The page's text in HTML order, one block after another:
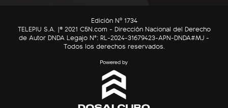
C5N Autos
RatingCero
Edición Nº 1734
TELEPIU S.A. |© 2021 C5N.com - Dirección Nacional del Derecho
de Autor DNDA Legajo N°: RL-2024-31679423-APN-DNDA#MJ -
Todos los derechos reservados.